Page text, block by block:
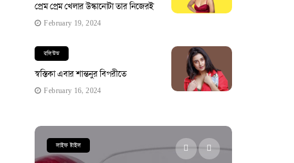
প্রেম প্রেম খেলার উস্কানোটা তার নিজেরই
February 19, 2024
বলিউড
স্বস্তিকা এবার শান্তনুর বিপরীতে
February 16, 2024
লাইফ ষ্টাইল